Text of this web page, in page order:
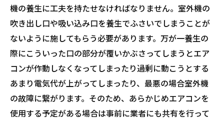
機の養生に工夫を持たせなければなりません。室外機の
吹き出し口や吸い込み口を養生でふさいでしまうことが
ないように施してもらう必要があります。万が一養生の
際にこういった口の部分が覆いかぶさってしまうとエア
コンが作動しなくなってしまったり過剰に動こうとする
あまり電気代が上がってしまったり、最悪の場合室外機
の故障に繋がります。そのため、あらかじめエアコンを
使用する予定がある場合は事前に業者にも共有を行って